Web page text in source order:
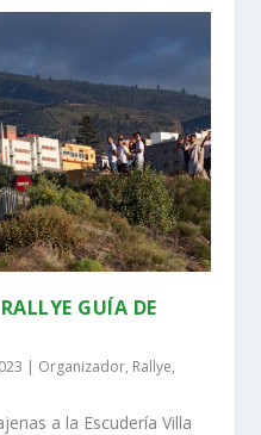
GUÍA DE
| Organizador, Rallye,
a la Escudería Villa